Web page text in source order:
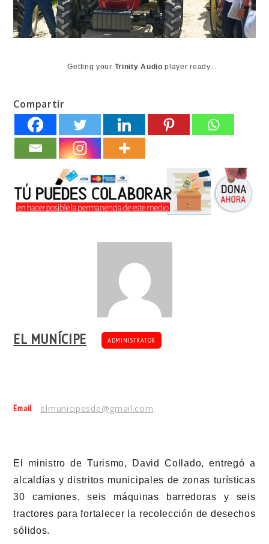
Getting your Trinity Audio player ready...
Compartir
EL MUNÍCIPE ADMINISTRATOR
Email elmunicipesde@gmail.com
El ministro de Turismo, David Collado, entregó a
alcaldías y distritos municipales de zonas turísticas
30 camiones, seis máquinas barredoras y seis
tractores para fortalecer la recolección de desechos
sólidos.